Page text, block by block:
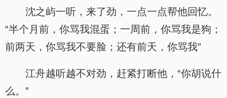
沈之屿一听，来了劲，一点一点帮他回忆。
“半个月前，你骂我混蛋；一周前，你骂我是狗；
前两天，你骂我不要脸；还有前天，你骂我”
江舟越听越不对劲，赶紧打断他，“你胡说什
么。”